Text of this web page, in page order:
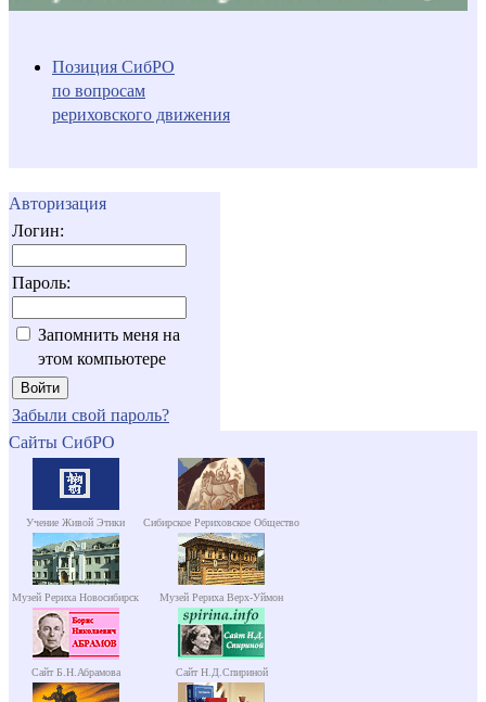
Позиция СибРО
по вопросам
рериховского движения
Авторизация
Логин:
Пароль:
Запомнить меня на
этом компьютере
Забыли свой пароль?
Сайты СибРО
Учение Живой Этики Сибирское Рериховское Общество
Музей Рериха Новосибирск Музей Рериха Верх-Уймон
Сайт Б.Н.Абрамова Сайт Н.Д.Спириной